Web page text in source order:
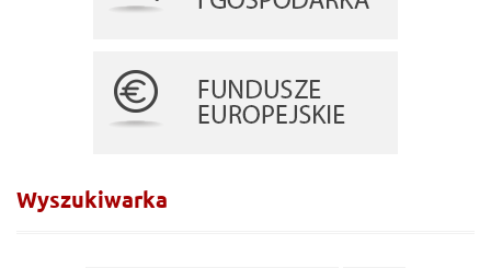
Wyszukiwarka